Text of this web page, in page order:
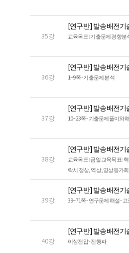
35강
[연구반] 발송배전기
교육목표 : 기출문제 경향
36강
[연구반] 발송배전기
1~9쪽 - 기출문제 분석
37강
[연구반] 발송배전기
10~23쪽 - 기출문제풀이와
38강
[연구반] 발송배전기
교육목표 : 금일 교육목표 :
락시 정상, 역상, 영상등가
39강
[연구반] 발송배전기
39~71쪽 - 연구문제 해설 -
40강
[연구반] 발송배전기
이상전압 - 진행파